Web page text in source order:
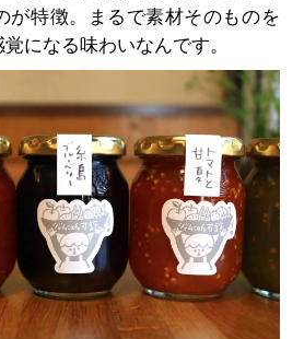
が特徴。まるで素材そのものを
になる味わいなんです。